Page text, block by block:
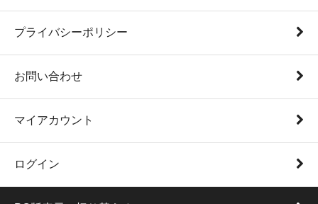
プライバシーポリシー
お問い合わせ
マイアカウント
ログイン